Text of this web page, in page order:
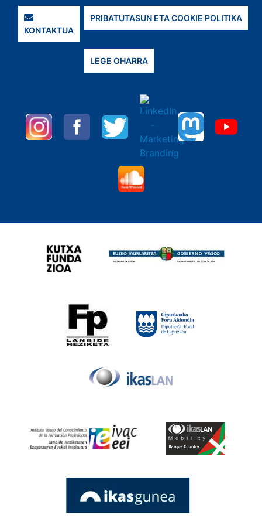
KONTAKTUA
PRIBATUTASUN ETA COOKIE POLITIKA
LEGE OHARRA